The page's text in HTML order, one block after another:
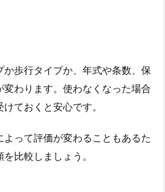
か歩行タイプか、年式や条数、保
わります。使わなくなった場合
ておくと安心です。
って評価が変わることもあるた
比較しましょう。